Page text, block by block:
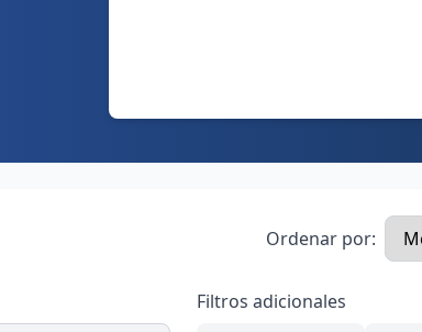
Ordenar por:
Filtros adicionales